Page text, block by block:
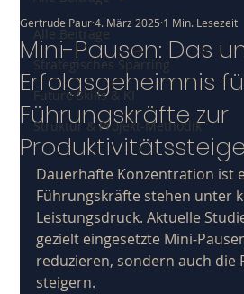
Alle Beiträge
Strategisches Sparring
Future Skills & KI
Struktur & Projekt-Methodik
Mini-Pausen: Das
Erfolgsgeheimnis
Führungskräfte zur
Gertrude Paur 4. März 2025 1 Min. Lesezeit
Dauerhafte Konzentration ist
Führungskräfte stehen unter
Leistungsdruck. Aktuelle
gezielt eingesetzte Mini-
reduzieren, sondern auch die
steigern.